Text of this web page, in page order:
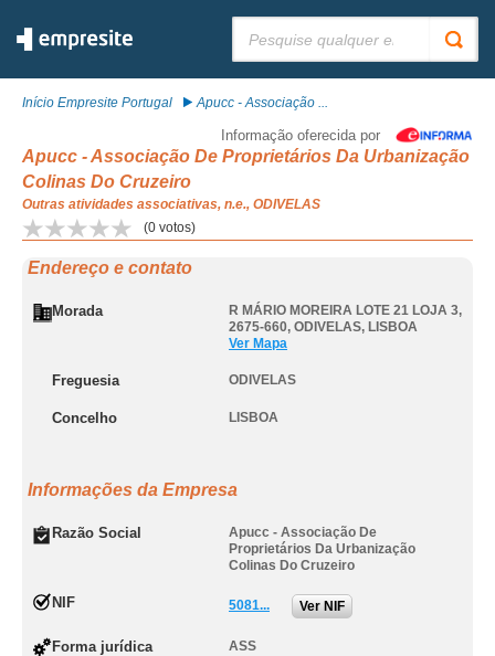
Início Empresite Portugal Apucc - Associação ...
Informação oferecida por
Apucc - Associação De Proprietários Da Urbanização
Colinas Do Cruzeiro
Outras atividades associativas, n.e., ODIVELAS
(0 votos)
Endereço e contato
Morada
R MÁRIO MOREIRA LOTE 21 LOJA 3,
2675-660, ODIVELAS, LISBOA
Ver Mapa
Freguesia ODIVELAS
Concelho LISBOA
Informações da Empresa
Razão Social
Apucc - Associação De
Proprietários Da Urbanização
Colinas Do Cruzeiro
NIF 5081... Ver NIF
Forma jurídica ASS